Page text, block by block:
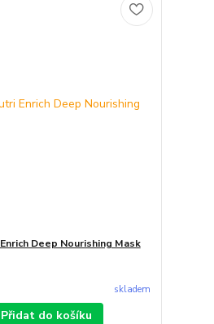
Deep Nourishing Mask
skladem
Přidat do košíku